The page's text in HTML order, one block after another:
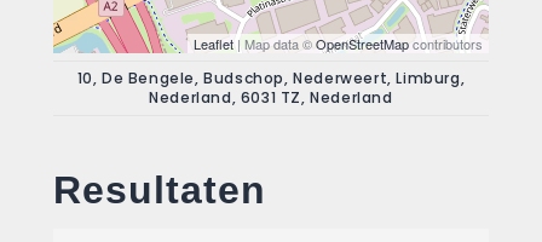
Leaflet | Map data ©OpenStreetMapcontributors
10, De Bengele, Budschop, Nederweert, Limburg,
Nederland, 6031 TZ, Nederland
Resultaten